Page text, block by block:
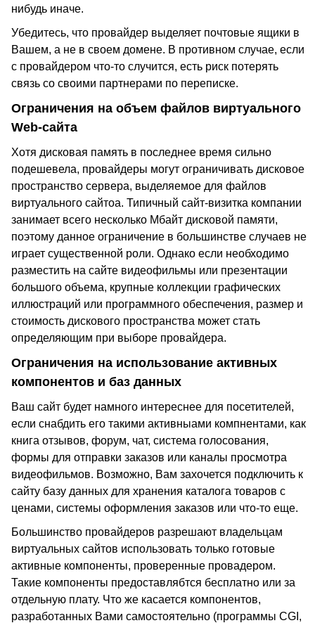
нибудь иначе.
Убедитесь, что провайдер выделяет почтовые ящики в
Вашем, а не в своем домене. В противном случае, если
с провайдером что-то случится, есть риск потерять
связь со своими партнерами по переписке.
Ограничения на объем файлов виртуального
Web-сайта
Хотя дисковая память в последнее время сильно
подешевела, провайдеры могут ограничивать дисковое
пространство сервера, выделяемое для файлов
виртуального сайтоа. Типичный сайт-визитка компании
занимает всего несколько Мбайт дисковой памяти,
поэтому данное ограничение в большинстве случаев не
играет существенной роли. Однако если необходимо
разместить на сайте видеофильмы или презентации
большого объема, крупные коллекции графических
иллюстраций или программного обеспечения, размер и
стоимость дискового пространства может стать
определяющим при выборе провайдера.
Ограничения на использование активных
компонентов и баз данных
Ваш сайт будет намного интереснее для посетителей,
если снабдить его такими активныами компнентами, как
книга отзывов, форум, чат, система голосования,
формы для отправки заказов или каналы просмотра
видеофильмов. Возможно, Вам захочется подключить к
сайту базу данных для хранения каталога товаров с
ценами, системы оформления заказов или что-то еще.
Большинство провайдеров разрешают владельцам
виртуальных сайтов использовать только готовые
активные компоненты, проверенные провадером.
Такие компоненты предоставлябтся бесплатно или за
отдельную плату. Что же касается компонентов,
разработанных Вами самостоятельно (программы CGI,